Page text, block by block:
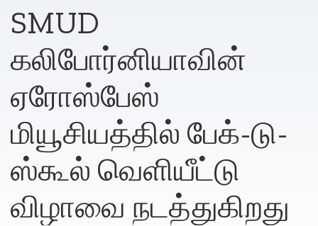
SMUD
கலிபோர்னியாவின்
ஏரோஸ்பேஸ்
மியூசியத்தில் பேக்-டு-
ஸ்கூல் வெளியீட்டு
விழாவை நடத்துகிறது